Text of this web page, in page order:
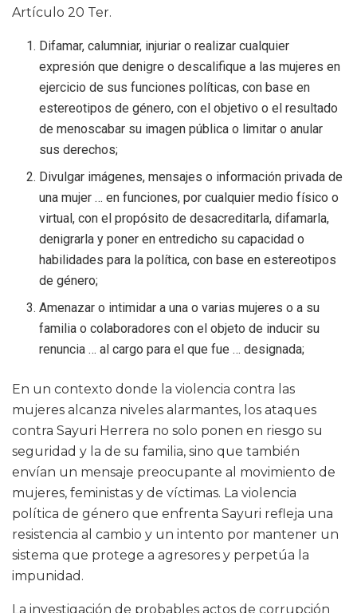
Artículo 20 Ter.
Difamar, calumniar, injuriar o realizar cualquier
expresión que denigre o descalifique a las mujeres en
ejercicio de sus funciones políticas, con base en
estereotipos de género, con el objetivo o el resultado
de menoscabar su imagen pública o limitar o anular
sus derechos;
Divulgar imágenes, mensajes o información privada de
una mujer … en funciones, por cualquier medio físico o
virtual, con el propósito de desacreditarla, difamarla,
denigrarla y poner en entredicho su capacidad o
habilidades para la política, con base en estereotipos
de género;
Amenazar o intimidar a una o varias mujeres o a su
familia o colaboradores con el objeto de inducir su
renuncia … al cargo para el que fue … designada;
En un contexto donde la violencia contra las
mujeres alcanza niveles alarmantes, los ataques
contra Sayuri Herrera no solo ponen en riesgo su
seguridad y la de su familia, sino que también
envían un mensaje preocupante al movimiento de
mujeres, feministas y de víctimas. La violencia
política de género que enfrenta Sayuri refleja una
resistencia al cambio y un intento por mantener un
sistema que protege a agresores y perpetúa la
impunidad.
La investigación de probables actos de corrupción